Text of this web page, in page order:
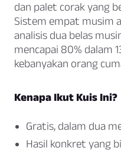
dan palet corak yang
Sistem empat musim
analisis dua belas
mencapai 80% dalam
kebanyakan orang
Kenapa Ikut Kuis Ini?
Gratis, dalam dua
Hasil konkret yang